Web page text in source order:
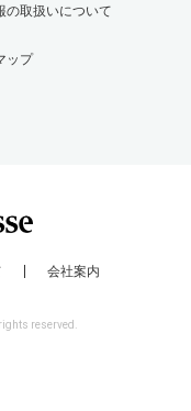
の取扱いについて
ップ
会社案内
reserved.